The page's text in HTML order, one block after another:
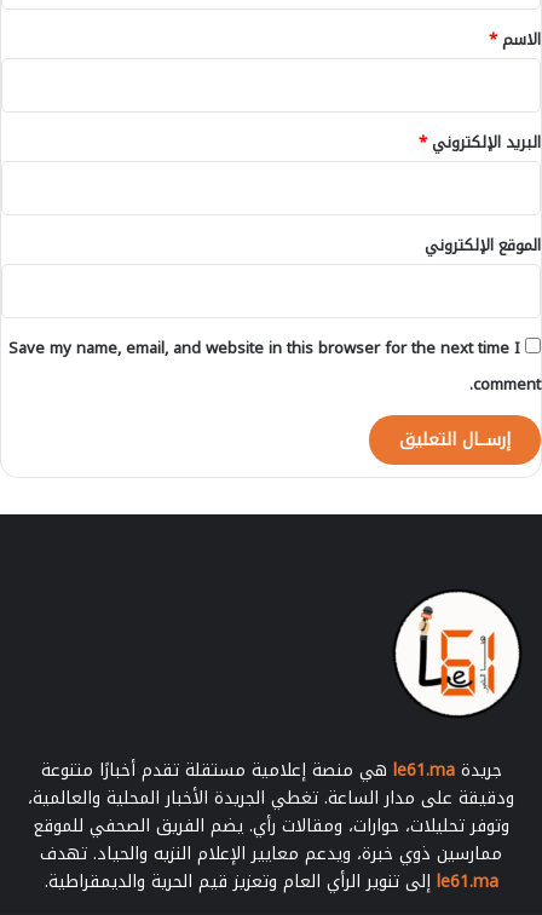
ل
-
*
الاسم*
البريد الإلكتروني*
الموقع الإلكتروني
Save my name, email, and website in this browser for the next time I
comment.
جريدةle61.ma هي منصة إعلامية مستقلة تقدم أخبارًا متنوعة
ودقيقة على مدار الساعة. تغطي الجريدة الأخبار المحلية والعالمية،
وتوفر تحليلات، حوارات، ومقالات رأي. يضم الفريق الصحفي للموقع
ممارسين ذوي خبرة، ويدعم معايير الإعلام النزيه والحياد. تهدف
le61.maإلى تنوير الرأي العام وتعزيز قيم الحرية والديمقراطية.